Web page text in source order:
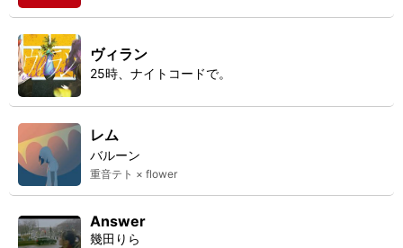
ヴィラン
25時、ナイトコードで。
レム
バルーン
重音テト × flower
Answer
幾田りら